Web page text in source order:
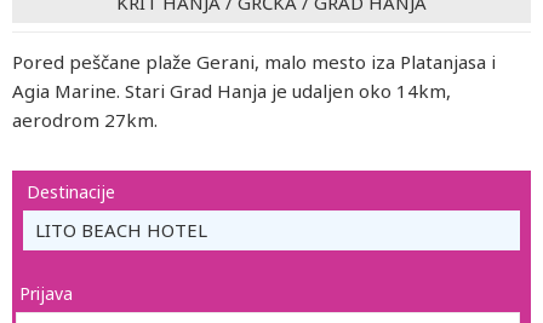
Pored peščane plaže Gerani, malo mesto iza Platanjasa i
Agia Marine. Stari Grad Hanja je udaljen oko 14km,
aerodrom 27km.
Destinacije
LITO BEACH HOTEL
Prijava